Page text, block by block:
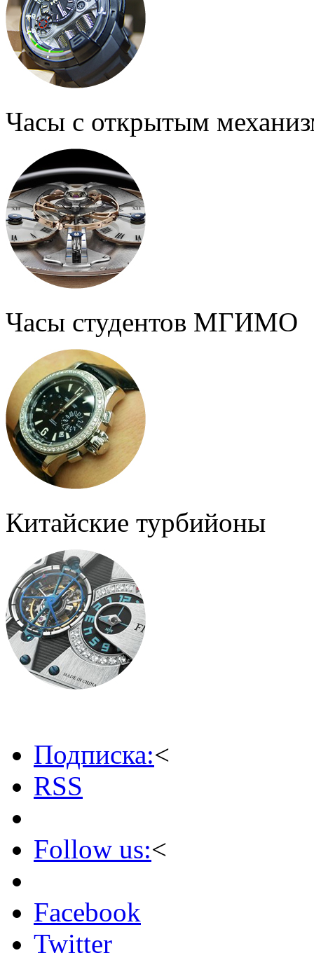
Часы с открытым
Часы студентов МГИМО
Китайские турбийоны
Подписка:<
RSS
Follow us:<
Facebook
Twitter